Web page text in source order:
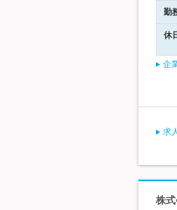
勤
休
企
求
株